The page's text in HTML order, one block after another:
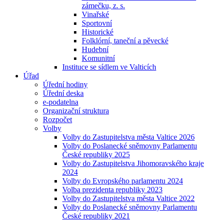
zámečku, z. s.
Vinařské
Sportovní
Historické
Folklórní, taneční a pěvecké
Hudební
Komunitní
Instituce se sídlem ve Valticích
Úřad
Úřední hodiny
Úřední deska
e-podatelna
Organizační struktura
Rozpočet
Volby
Volby do Zastupitelstva města Valtice 2026
Volby do Poslanecké sněmovny Parlamentu
České republiky 2025
Volby do Zastupitelstva Jihomoravského kraje
2024
Volby do Evropského parlamentu 2024
Volba prezidenta republiky 2023
Volby do Zastupitelstva města Valtice 2022
Volby do Poslanecké sněmovny Parlamentu
České republiky 2021